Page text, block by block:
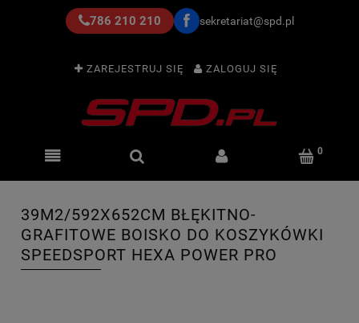
786 210 210 sekretariat@spd.pl
ZAREJESTRUJ SIĘ ZALOGUJ SIĘ
39M2/592X652CM BŁĘKITNO-
GRAFITOWE BOISKO DO KOSZYKÓWKI
SPEEDSPORT HEXA POWER PRO